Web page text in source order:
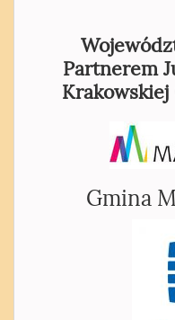
Partnerem
Gmina